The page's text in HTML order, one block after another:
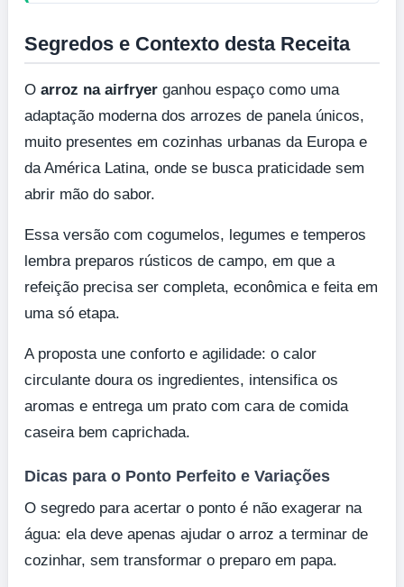
Segredos e Contexto desta Receita
O arroz na airfryer ganhou espaço como uma
adaptação moderna dos arrozes de panela únicos,
muito presentes em cozinhas urbanas da Europa e
da América Latina, onde se busca praticidade sem
abrir mão do sabor.
Essa versão com cogumelos, legumes e temperos
lembra preparos rústicos de campo, em que a
refeição precisa ser completa, econômica e feita em
uma só etapa.
A proposta une conforto e agilidade: o calor
circulante doura os ingredientes, intensifica os
aromas e entrega um prato com cara de comida
caseira bem caprichada.
Dicas para o Ponto Perfeito e Variações
O segredo para acertar o ponto é não exagerar na
água: ela deve apenas ajudar o arroz a terminar de
cozinhar, sem transformar o preparo em papa.